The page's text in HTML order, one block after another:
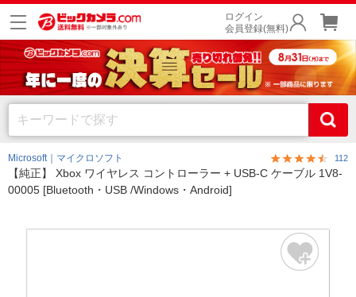
ログイン
会員登録(無料)
Microsoft｜マイクロソフト 112
【純正】 Xbox ワイヤレス コントローラー + USB-C ケーブル 1V8-
00005 [Bluetooth・USB /Windows・Android]